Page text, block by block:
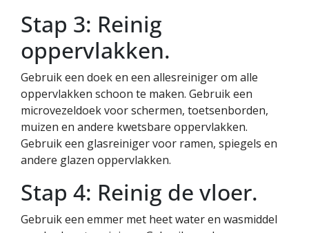
Stap 3: Reinig
oppervlakken.
Gebruik een doek en een allesreiniger om alle
oppervlakken schoon te maken. Gebruik een
microvezeldoek voor schermen, toetsenborden,
muizen en andere kwetsbare oppervlakken.
Gebruik een glasreiniger voor ramen, spiegels en
andere glazen oppervlakken.
Stap 4: Reinig de vloer.
Gebruik een emmer met heet water en wasmiddel